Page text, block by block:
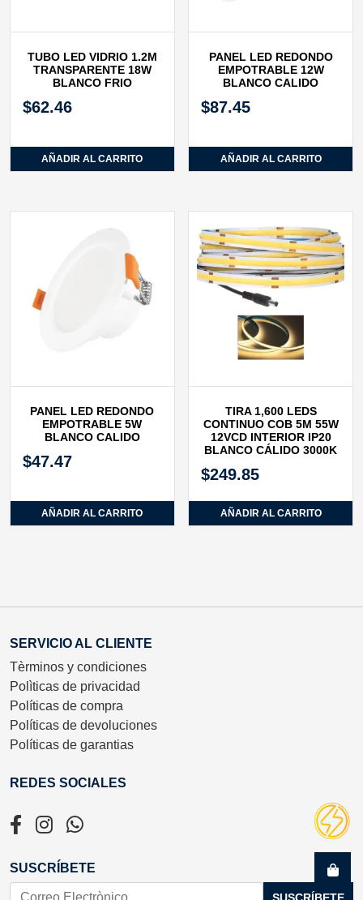
TUBO LED VIDRIO 1.2M
TRANSPARENTE 18W
BLANCO FRIO
$62.46
AÑADIR AL CARRITO
PANEL LED REDONDO
EMPOTRABLE 12W
BLANCO CALIDO
$87.45
AÑADIR AL CARRITO
PANEL LED REDONDO
EMPOTRABLE 5W
BLANCO CALIDO
$47.47
AÑADIR AL CARRITO
TIRA 1,600 LEDS
CONTINUO COB 5M 55W
12VCD INTERIOR IP20
BLANCO CÁLIDO 3000K
$249.85
AÑADIR AL CARRITO
SERVICIO AL CLIENTE
Tèrminos y condiciones
Polìticas de privacidad
Políticas de compra
Políticas de devoluciones
Políticas de garantias
REDES SOCIALES
SUSCRÍBETE
SUSCRÍBETE